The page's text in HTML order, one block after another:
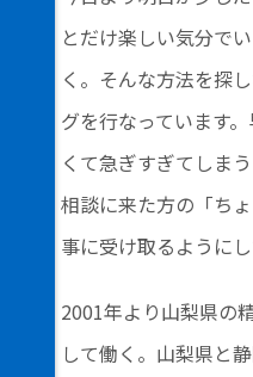
とだけ楽しい気分で
く。そんな方法を探
グを行なっています
くて急ぎすぎてしま
相談に来た方の「ち
事に受け取るようにし
2001年より山梨県の
して働く。山梨県と